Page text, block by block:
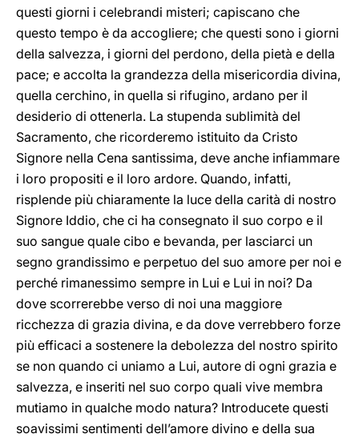
questi giorni i celebrandi misteri; capiscano che
questo tempo è da accogliere; che questi sono i giorni
della salvezza, i giorni del perdono, della pietà e della
pace; e accolta la grandezza della misericordia divina,
quella cerchino, in quella si rifugino, ardano per il
desiderio di ottenerla. La stupenda sublimità del
Sacramento, che ricorderemo istituito da Cristo
Signore nella Cena santissima, deve anche infiammare
i loro propositi e il loro ardore. Quando, infatti,
risplende più chiaramente la luce della carità di nostro
Signore Iddio, che ci ha consegnato il suo corpo e il
suo sangue quale cibo e bevanda, per lasciarci un
segno grandissimo e perpetuo del suo amore per noi e
perché rimanessimo sempre in Lui e Lui in noi? Da
dove scorrerebbe verso di noi una maggiore
ricchezza di grazia divina, e da dove verrebbero forze
più efficaci a sostenere la debolezza del nostro spirito
se non quando ci uniamo a Lui, autore di ogni grazia e
salvezza, e inseriti nel suo corpo quali vive membra
mutiamo in qualche modo natura? Introducete questi
soavissimi sentimenti dell’amore divino e della sua